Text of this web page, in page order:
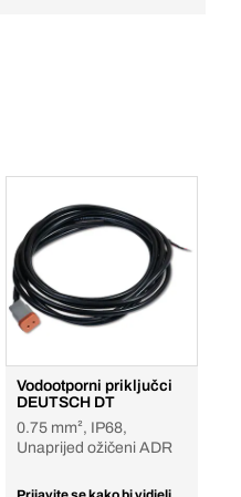
Vodootporni priključci
DEUTSCH DT
0.75 mm², IP68,
Unaprijed ožičeni ADR